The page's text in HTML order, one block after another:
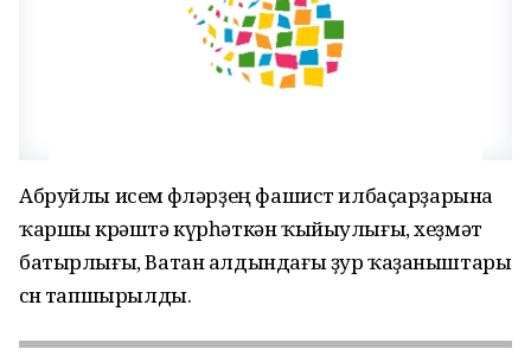
Абруйлы исем өфөләрҙең фашист илбаҫарҙарына
ҡаршы көрәштә күрһәткән ҡыйыулығы, хеҙмәт
батырлығы, Ватан алдындағы ҙур ҡаҙаныштары
өсөн тапшырылды.